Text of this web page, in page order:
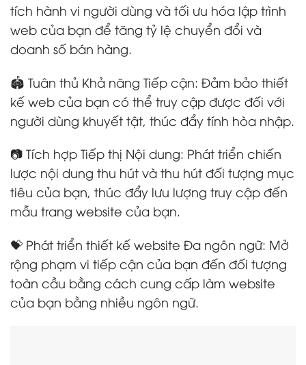
tích hành vi người dùng và tối ưu hóa lập trình
web của bạn để tăng tỷ lệ chuyển đổi và
doanh số bán hàng.
🏟️ Tuân thủ Khả năng Tiếp cận: Đảm bảo thiết
kế web của bạn có thể truy cập được đối với
người dùng khuyết tật, thúc đẩy tính hòa nhập.
📷 Tích hợp Tiếp thị Nội dung: Phát triển chiến
lược nội dung thu hút và thu hút đối tượng mục
tiêu của bạn, thúc đẩy lưu lượng truy cập đến
mẫu trang website của bạn.
💝 Phát triển thiết kế website Đa ngôn ngữ: Mở
rộng phạm vi tiếp cận của bạn đến đối tượng
toàn cầu bằng cách cung cấp làm website
của bạn bằng nhiều ngôn ngữ.